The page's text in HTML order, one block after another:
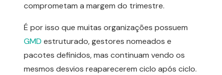
comprometam a margem do trimestre.
É por isso que muitas organizações possuem
GMD estruturado, gestores nomeados e
pacotes definidos, mas continuam vendo os
mesmos desvios reaparecerem ciclo após ciclo.